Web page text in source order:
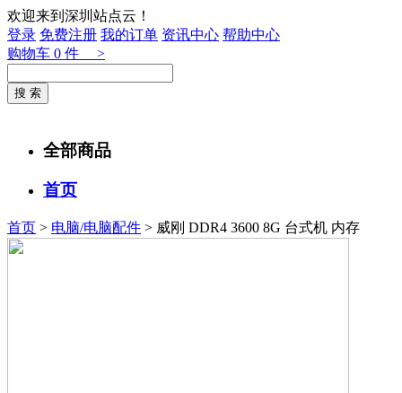
欢迎来到深圳站点云！
登录 免费注册 我的订单 资讯中心 帮助中心
购物车 0 件 >
全部商品
首页
首页 > 电脑/电脑配件 > 威刚 DDR4 3600 8G 台式机 内存